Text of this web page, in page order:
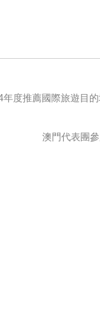
年度推薦國際旅遊目
澳門代表團